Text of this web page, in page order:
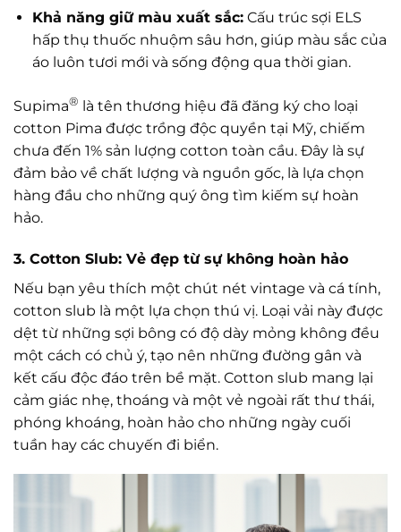
Khả năng giữ màu xuất sắc:Cấu trúc sợi ELS
hấp thụ thuốc nhuộm sâu hơn, giúp màu sắc của
áo luôn tươi mới và sống động qua thời gian.
Supima® là tên thương hiệu đã đăng ký cho loại
cotton Pima được trồng độc quyền tại Mỹ, chiếm
chưa đến 1% sản lượng cotton toàn cầu. Đây là sự
đảm bảo về chất lượng và nguồn gốc, là lựa chọn
hàng đầu cho những quý ông tìm kiếm sự hoàn
hảo.
3. Cotton Slub: Vẻ đẹp từ sự không hoàn hảo
Nếu bạn yêu thích một chút nét vintage và cá tính,
cotton slub là một lựa chọn thú vị. Loại vải này được
dệt từ những sợi bông có độ dày mỏng không đều
một cách có chủ ý, tạo nên những đường gân và
kết cấu độc đáo trên bề mặt. Cotton slub mang lại
cảm giác nhẹ, thoáng và một vẻ ngoài rất thư thái,
phóng khoáng, hoàn hảo cho những ngày cuối
tuần hay các chuyến đi biển.